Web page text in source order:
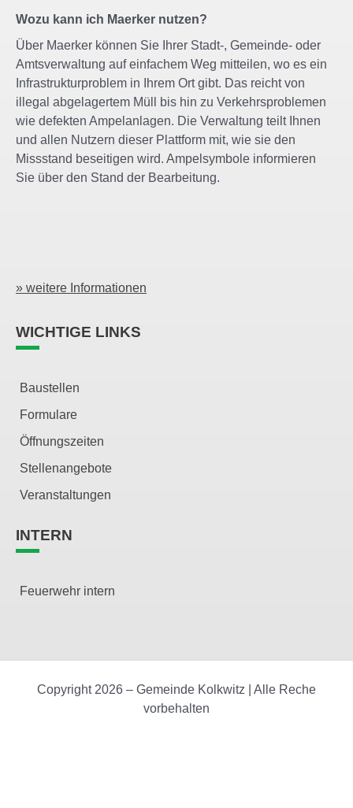
Wozu kann ich Maerker nutzen?
Über Maerker können Sie Ihrer Stadt-, Gemeinde- oder
Amtsverwaltung auf einfachem Weg mitteilen, wo es ein
Infrastrukturproblem in Ihrem Ort gibt. Das reicht von
illegal abgelagertem Müll bis hin zu Verkehrsproblemen
wie defekten Ampelanlagen. Die Verwaltung teilt Ihnen
und allen Nutzern dieser Plattform mit, wie sie den
Missstand beseitigen wird. Ampelsymbole informieren
Sie über den Stand der Bearbeitung.
» weitere Informationen
WICHTIGE LINKS
Baustellen
Formulare
Öffnungszeiten
Stellenangebote
Veranstaltungen
INTERN
Feuerwehr intern
Copyright 2026 – Gemeinde Kolkwitz | Alle Reche
vorbehalten